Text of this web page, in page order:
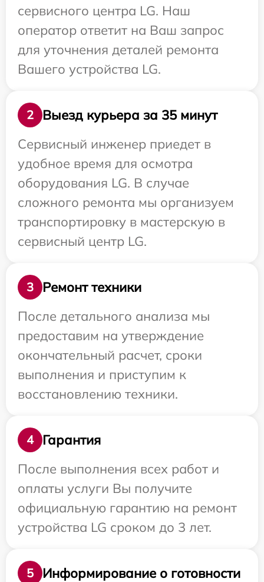
сервисного центра LG. Наш
оператор ответит на Ваш запрос
для уточнения деталей ремонта
Вашего устройства LG.
2
Выезд курьера за 35 минут
Сервисный инженер приедет в
удобное время для осмотра
оборудования LG. В случае
сложного ремонта мы организуем
транспортировку в мастерскую в
сервисный центр LG.
3
Ремонт техники
После детального анализа мы
предоставим на утверждение
окончательный расчет, сроки
выполнения и приступим к
восстановлению техники.
4
Гарантия
После выполнения всех работ и
оплаты услуги Вы получите
официальную гарантию на ремонт
устройства LG сроком до 3 лет.
5 Информирование о готовности